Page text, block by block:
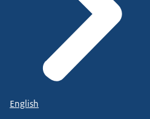
English